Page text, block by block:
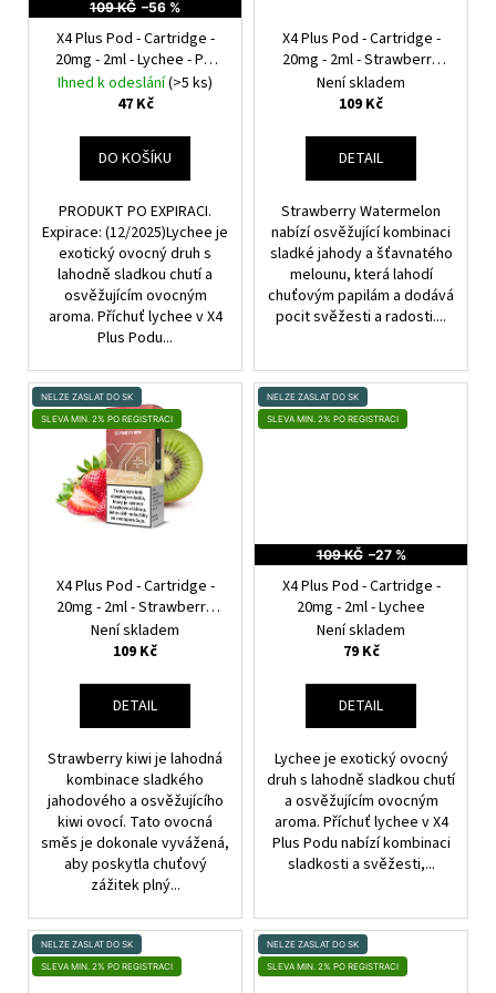
R 109 KČ –56 %
X4 Plus Pod - Cartridge -
20mg - 2ml - Lychee - PO
EXPIRACI
Ihned k odeslání(>5 ks)
47 Kč
DO KOŠÍKU
PRODUKT PO EXPIRACI.
Expirace: (12/2025)Lychee je
exotický ovocný druh s
lahodně sladkou chutí a
osvěžujícím ovocným
aroma. Příchuť lychee v X4
Plus Podu...
X4 Plus Pod - Cartridge -
20mg - 2ml - Strawberry
Watermelon
Není skladem
109 Kč
DETAIL
Strawberry Watermelon
nabízí osvěžující kombinaci
sladké jahody a šťavnatého
melounu, která lahodí
chuťovým papilám a dodává
pocit svěžesti a radosti....
NELZE ZASLAT DO SK
SLEVA MIN. 2% PO REGISTRACI
X4 Plus Pod - Cartridge -
20mg - 2ml - Strawberry
Kiwi
Není skladem
109 Kč
DETAIL
Strawberry kiwi je lahodná
kombinace sladkého
jahodového a osvěžujícího
kiwi ovocí. Tato ovocná
směs je dokonale vyvážená,
aby poskytla chuťový
zážitek plný...
NELZE ZASLAT DO SK
SLEVA MIN. 2% PO REGISTRACI
109 KČ –27 %
X4 Plus Pod - Cartridge -
20mg - 2ml - Lychee
Není skladem
79 Kč
DETAIL
Lychee je exotický ovocný
druh s lahodně sladkou chutí
a osvěžujícím ovocným
aroma. Příchuť lychee v X4
Plus Podu nabízí kombinaci
sladkosti a svěžesti,...
NELZE ZASLAT DO SK
SLEVA MIN. 2% PO REGISTRACI
NELZE ZASLAT DO SK
SLEVA MIN. 2% PO REGISTRACI